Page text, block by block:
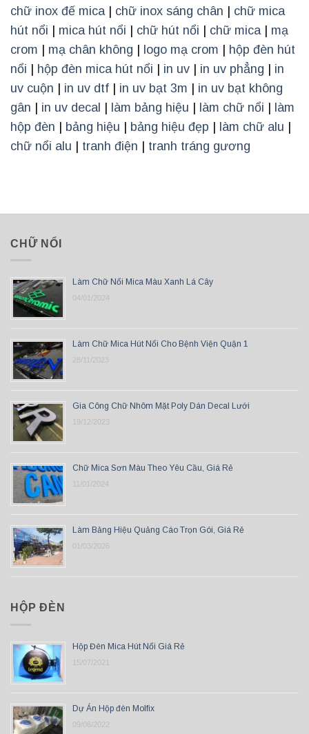
chữ inox đế mica | chữ inox sáng chân | chữ mica
hút nổi | mica hút nổi | chữ hút nổi | chữ mica | mạ
crom | mạ chân không | logo mạ crom | hộp đèn hút
nổi | hộp đèn mica hút nổi | in uv | in uv phẳng | in
uv cuộn | in uv dtf | in uv bạt 3m | in uv bạt không
gân | in uv decal | làm bảng hiệu | làm chữ nổi | làm
hộp đèn | bảng hiệu | bảng hiệu đẹp | làm chữ alu |
chữ nổi alu | tranh điện | tranh tráng gương
CHỮ NỔI
Làm Chữ Nổi Mica Màu Xanh Lá Cây
04/01/2024
Làm Chữ Mica Hút Nổi Cho Bệnh Viện Quận 1
28/11/2023
Gia Công Chữ Nhôm Mặt Poly Dán Decal Lưới
19/12/2023
Chữ Mica Sơn Màu Theo Yêu Cầu, Giá Rẻ
11/01/2024
Làm Bảng Hiệu Quảng Cáo Trọn Gói, Giá Rẻ
01/03/2026
HỘP ĐÈN
Hộp Đèn Mica Hút Nổi Giá Rẻ
15/07/2021
Dự Án Hộp đèn Molfix
09/06/2022